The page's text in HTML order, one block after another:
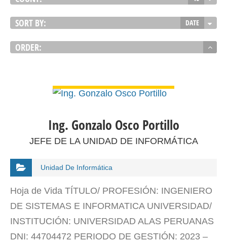
SORT BY: DATE
ORDER:
Ing. Gonzalo Osco Portillo
JEFE DE LA UNIDAD DE INFORMÁTICA
Unidad De Informática
Hoja de Vida TÍTULO/ PROFESIÓN: INGENIERO
DE SISTEMAS E INFORMATICA UNIVERSIDAD/
INSTITUCIÓN: UNIVERSIDAD ALAS PERUANAS
DNI: 44704472 PERIODO DE GESTIÓN: 2023 –